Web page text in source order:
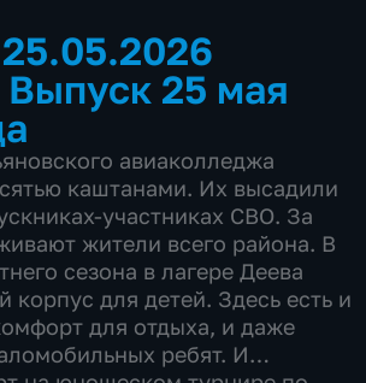
Выпуск 25 мая
авиаколледжа
каштанами. Их высадили
участниках СВО. За
жители всего района. В
сезона в лагере Деева
корпус для детей. Здесь есть и
для отдыха, и даже
ребят. И…